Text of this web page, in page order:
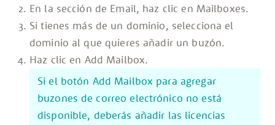
En la sección de Email, haz clic en Mailboxes.
Si tienes más de un dominio, selecciona el
dominio al que quieres añadir un buzón.
Haz clic en Add Mailbox.
Si el botón Add Mailbox para agregar
buzones de correo electrónico no está
disponible, deberás añadir las licencias